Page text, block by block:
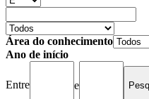
Área do conhecimento
Ano de início
Entre e